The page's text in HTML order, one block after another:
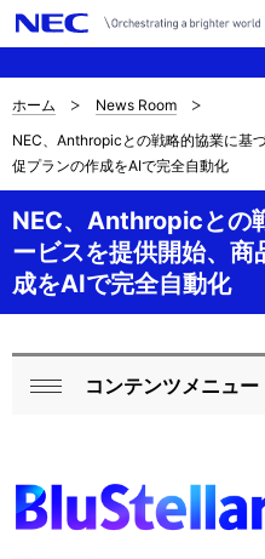
ナ
ビ
ゲ
ー
シ
サ
イ
内
の
在
ホーム
News Room
NEC、Anthropicとの戦略的協業に基
促プランの作成をAIで完全自動化
NEC、Anthropicとの
ービスを提供開始、
成をAIで完全自動化
ロ
カ
ル
コンテンツメニュー